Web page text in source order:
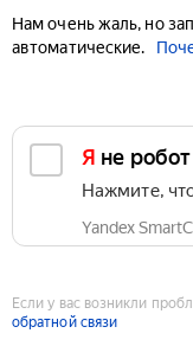
Нам очень жаль, но
автоматические.
Я не робот
Нажмите,
Yandex
Если у вас возникли
обратной связи